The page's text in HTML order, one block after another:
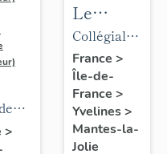
>
Le
mobilier
de la
collégiale
Collégiale
Notre-
Dame
France >
Île-de-
France >
Yvelines>
Mantes-la-
Jolie